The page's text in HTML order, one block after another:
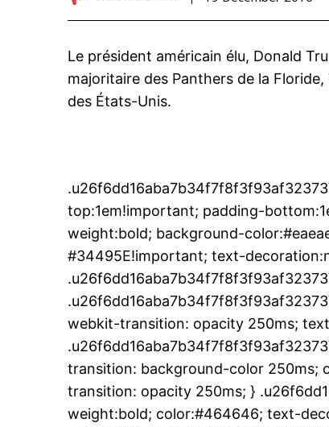
Le président américain élu, Donald
majoritaire des Panthers de la
des États-Unis.
top:1em!important; padding-
weight:bold; background-
#34495E!important; text-
webkit-transition: opacity 250ms;
transition: background-color 250ms;
transition: opacity 250ms; }
weight:bold; color:#464646; text-